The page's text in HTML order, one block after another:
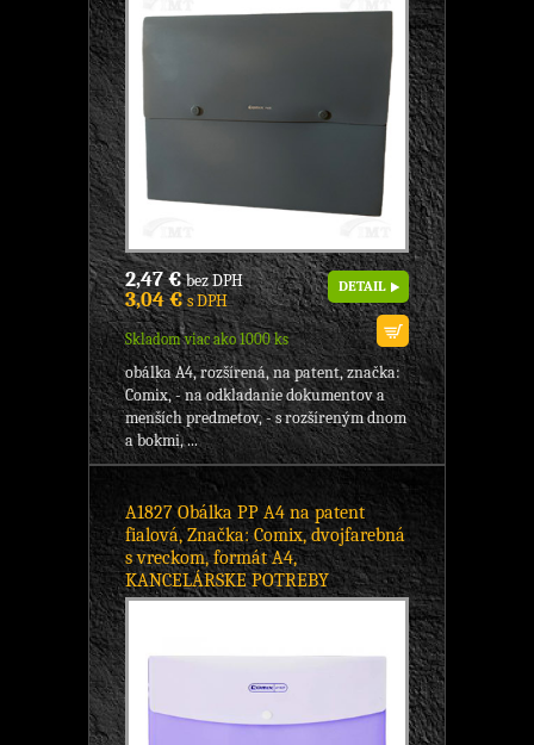
2,47 €bez DPH
3,04 €s DPH
Skladom viac ako 1000 ks
DETAIL
obálka A4, rozšírená, na patent, značka:
Comix, - na odkladanie dokumentov a
menších predmetov, - s rozšíreným dnom
a bokmi, ...
A1827 Obálka PP A4 na patent
fialová, Značka: Comix, dvojfarebná
s vreckom, formát A4,
KANCELÁRSKE POTREBY